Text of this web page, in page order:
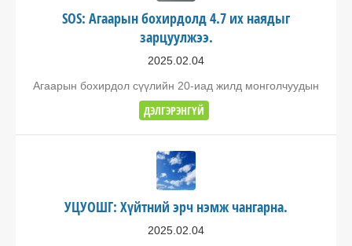
SOS: Агаарын бохирдолд 4.7 их наядыг
зарцуулжээ.
2025.02.04
Агаарын бохирдол сүүлийн 20-иад жилд монголчуудын
ДЭЛГЭРЭНГҮЙ
УЦУОШГ: Хүйтний эрч нэмж чангарна.
2025.02.04